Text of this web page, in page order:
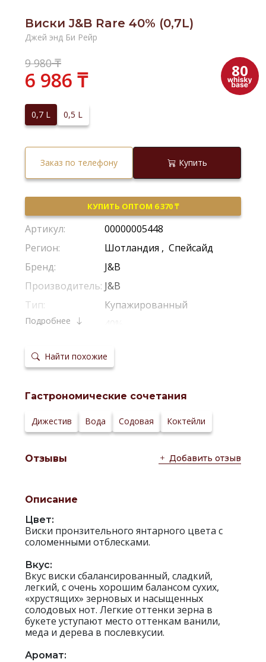
Виски J&B Rare 40% (0,7L)
Джей энд Би Рейр
9 980₸
6 986 ₸ 80
0,7 L 0,5 L
Заказ по телефону Купить
КУПИТЬ ОПТОМ 6 370 ₸
Артикул:
00000005448
Регион:
Шотландия , Спейсайд
Бренд:
J&B
Производитель: J&B
Тип:
Купажированный
Крепость:
бочках:
Температура
сервировки:
18-20°С
Подробнее
Найти похожие
Гастрономические сочетания
Дижестив Вода Содовая Коктейли
Отзывы Добавить отзыв
Описание
Цвет:
Виски пронзительного янтарного цвета с
соломенными отблесками.
Вкус:
Вкус виски сбалансированный, сладкий,
легкий, с очень хорошим балансом сухих,
«хрустящих» зерновых и насыщенных
солодовых нот. Легкие оттенки зерна в
букете уступают место оттенкам ванили,
меда и дерева в послевкусии.
Аромат: